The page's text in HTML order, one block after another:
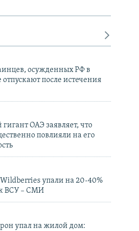
осужденных РФ в
после истечения
ОАЭ заявляет, что
повлияли на его
упали на 20-40%
ВСУ – СМИ
упал на жилой дом: